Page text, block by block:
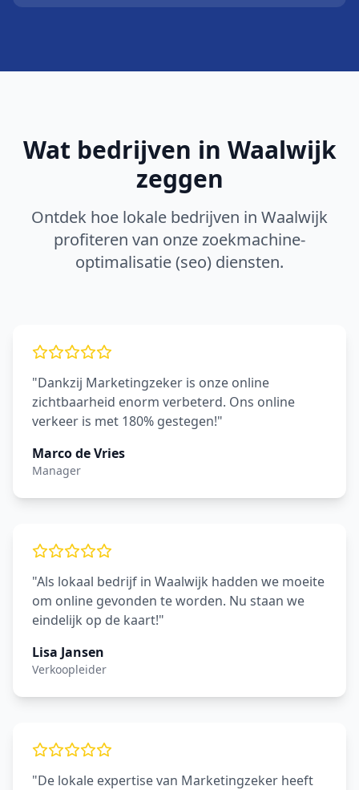
Wat bedrijven in Waalwijk
zeggen
Ontdek hoe lokale bedrijven in Waalwijk
profiteren van onzezoekmachine-
optimalisatie (seo) diensten.
"Dankzij Marketingzeker is onze online
zichtbaarheid enorm verbeterd. Ons online
verkeer is met 180% gestegen!"
Marco de Vries
Manager
"Als lokaal bedrijf in Waalwijk hadden we moeite
om online gevonden te worden. Nu staan we
eindelijk op de kaart!"
Lisa Jansen
Verkoopleider
"De lokale expertise van Marketingzeker heeft